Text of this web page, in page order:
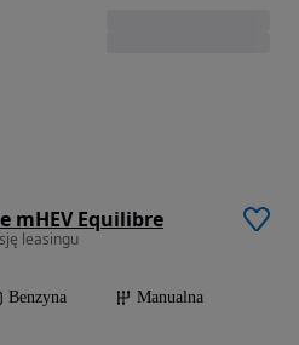
mHEV Equilibre
leasingu
Benzyna
Manualna